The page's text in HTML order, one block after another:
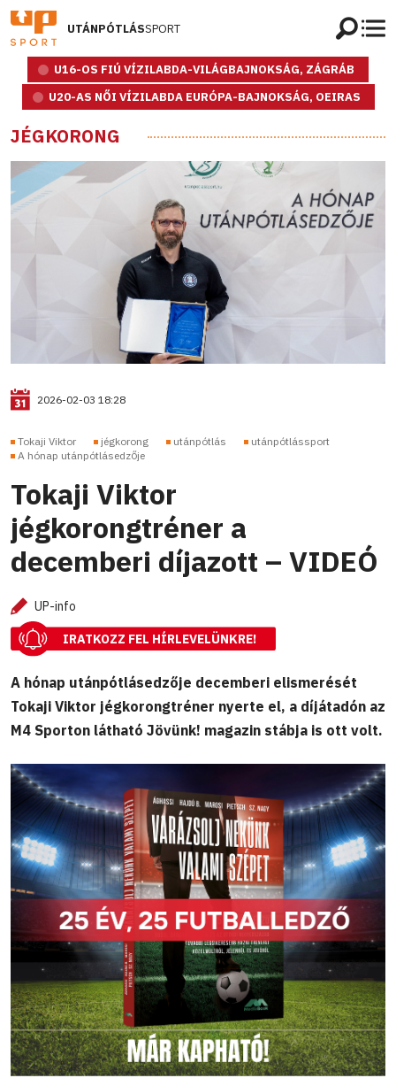
UTÁNPÓTLÁSSPORT
U16-OS FIÚ VÍZILABDA-VILÁGBAJNOKSÁG, ZÁGRÁB
U20-AS NŐI VÍZILABDA EURÓPA-BAJNOKSÁG, OEIRAS
JÉGKORONG
2026-02-03 18:28
Tokaji Viktor jégkorong utánpótlás
utánpótlássport
A hónap utánpótlásedzője
Tokaji Viktor
jégkorongtréner a
decemberi díjazott – VIDEÓ
UP-info
IRATKOZZ FEL HÍRLEVELÜNKRE!
A hónap utánpótlásedzője decemberi elismerését
Tokaji Viktor jégkorongtréner nyerte el, a díjátadón az
M4 Sporton látható Jövünk! magazin stábja is ott volt.